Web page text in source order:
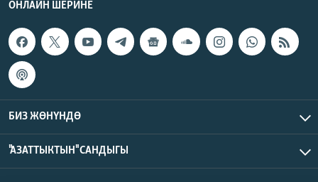
ОНЛАЙН ШЕРИНЕ
БИЗ ЖӨНҮНДӨ
"АЗАТТЫКТЫН" САНДЫГЫ